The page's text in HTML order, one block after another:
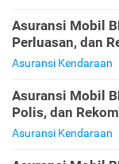
Asuransi Mobil
Perluasan, dan
Asuransi Kendaraan
Asuransi Mobil
Polis, dan
Asuransi Kendaraan